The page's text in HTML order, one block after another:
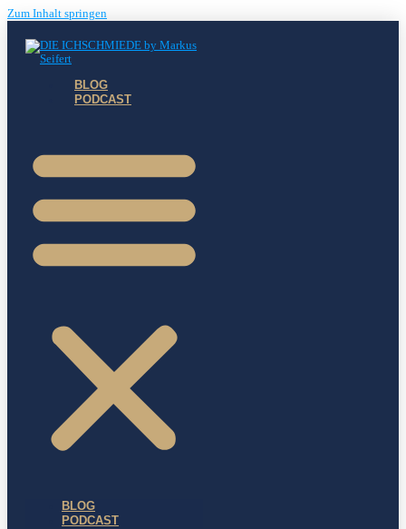
Zum Inhalt springen
BLOG
PODCAST
BLOG
PODCAST